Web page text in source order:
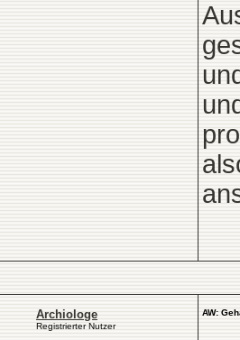
Archiologe
Registrierter Nutzer
AW: